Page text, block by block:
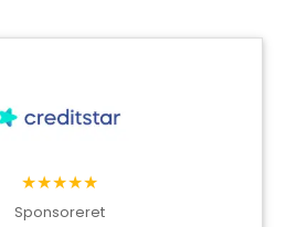
★★★★★
Sponsoreret